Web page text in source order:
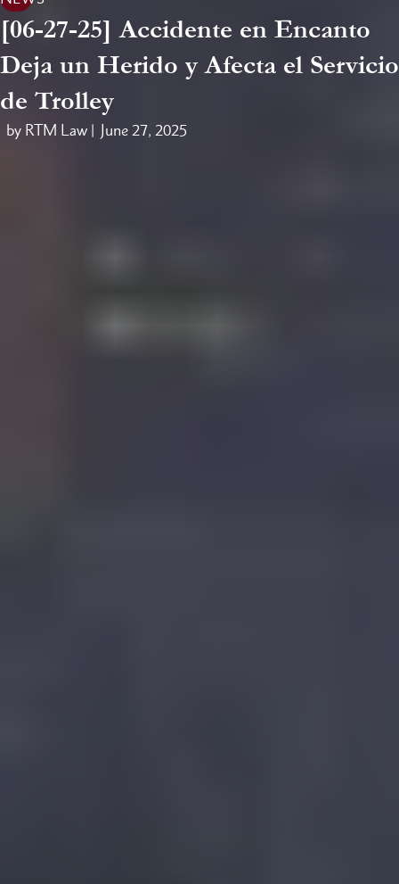
[06-27-25] Accidente en Encanto
Deja un Herido y Afecta el Servicio
de Trolley
by RTM Law | June 27, 2025